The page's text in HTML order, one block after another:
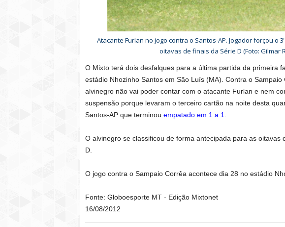
Atacante Furlan no jogo contra o Santos-AP. Jogador forçou o
oitavas de finais da Série D (Foto: Gilmar
O Mixto terá dois desfalques para a última partida da primeira
estádio Nhozinho Santos em São Luís (MA). Contra o
alvinegro não vai poder contar com o atacante Furlan e nem
suspensão porque levaram o terceiro cartão na noite desta
Santos-AP que terminou empatado em 1 a 1
O alvinegro se classificou de forma antecipada para as oitavas
D.
O jogo contra o Sampaio Corrêa acontece dia 28 no estádio
Fonte: Globoesporte MT - Edição Mixtonet
16/08/2012